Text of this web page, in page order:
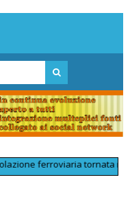
ferroviaria tornata